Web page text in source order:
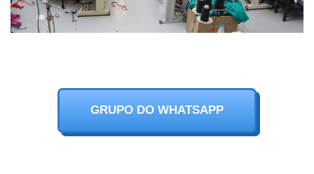
GRUPO DO WHATSAPP